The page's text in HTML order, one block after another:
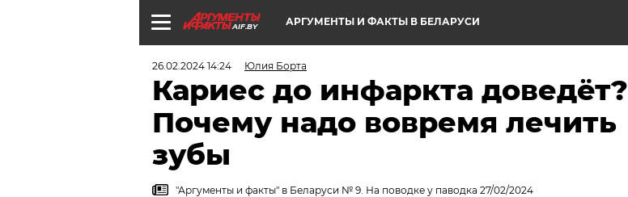
AIF.BY АРГУМЕНТЫ И ФАКТЫ В БЕЛАРУСИ
26.02.2024 14:24 Юлия Борта
Кариес до инфаркта доведёт?
Почему надо вовремя лечить
зубы
"Аргументы и факты" в Беларуси № 9. На поводке у паводка 27/02/2024